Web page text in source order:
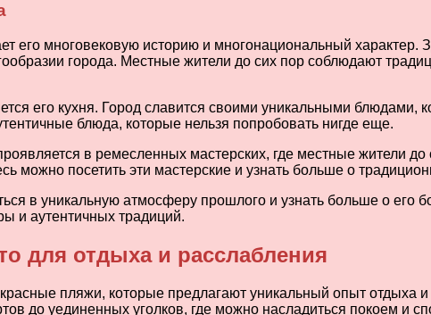
его многовековую историю и многонациональный
города. Местные жители до сих пор соблюдают
его кухня. Город славится своими уникальными блюдами,
блюда, которые нельзя попробовать нигде еще.
в ремесленных мастерских, где местные жители
можно посетить эти мастерские и узнать больше о
в уникальную атмосферу прошлого и узнать больше о его
и аутентичных традиций.
для отдыха и расслабления
пляжи, которые предлагают уникальный опыт отдыха
до уединенных уголков, где можно насладиться покоем и